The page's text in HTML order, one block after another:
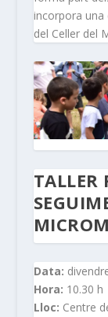
incorpora una
del Celler del
TALLER
Data:
Hora: 10.30 h
Lloc: Centre